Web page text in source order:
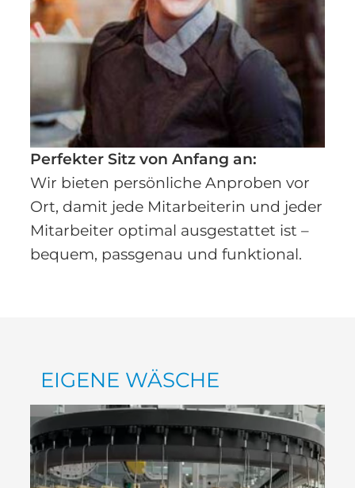
Perfekter Sitz von Anfang an:
Wir bieten persönliche Anproben vor
Ort, damit jede Mitarbeiterin und jeder
Mitarbeiter optimal ausgestattet ist –
bequem, passgenau und funktional.
EIGENE WÄSCHE